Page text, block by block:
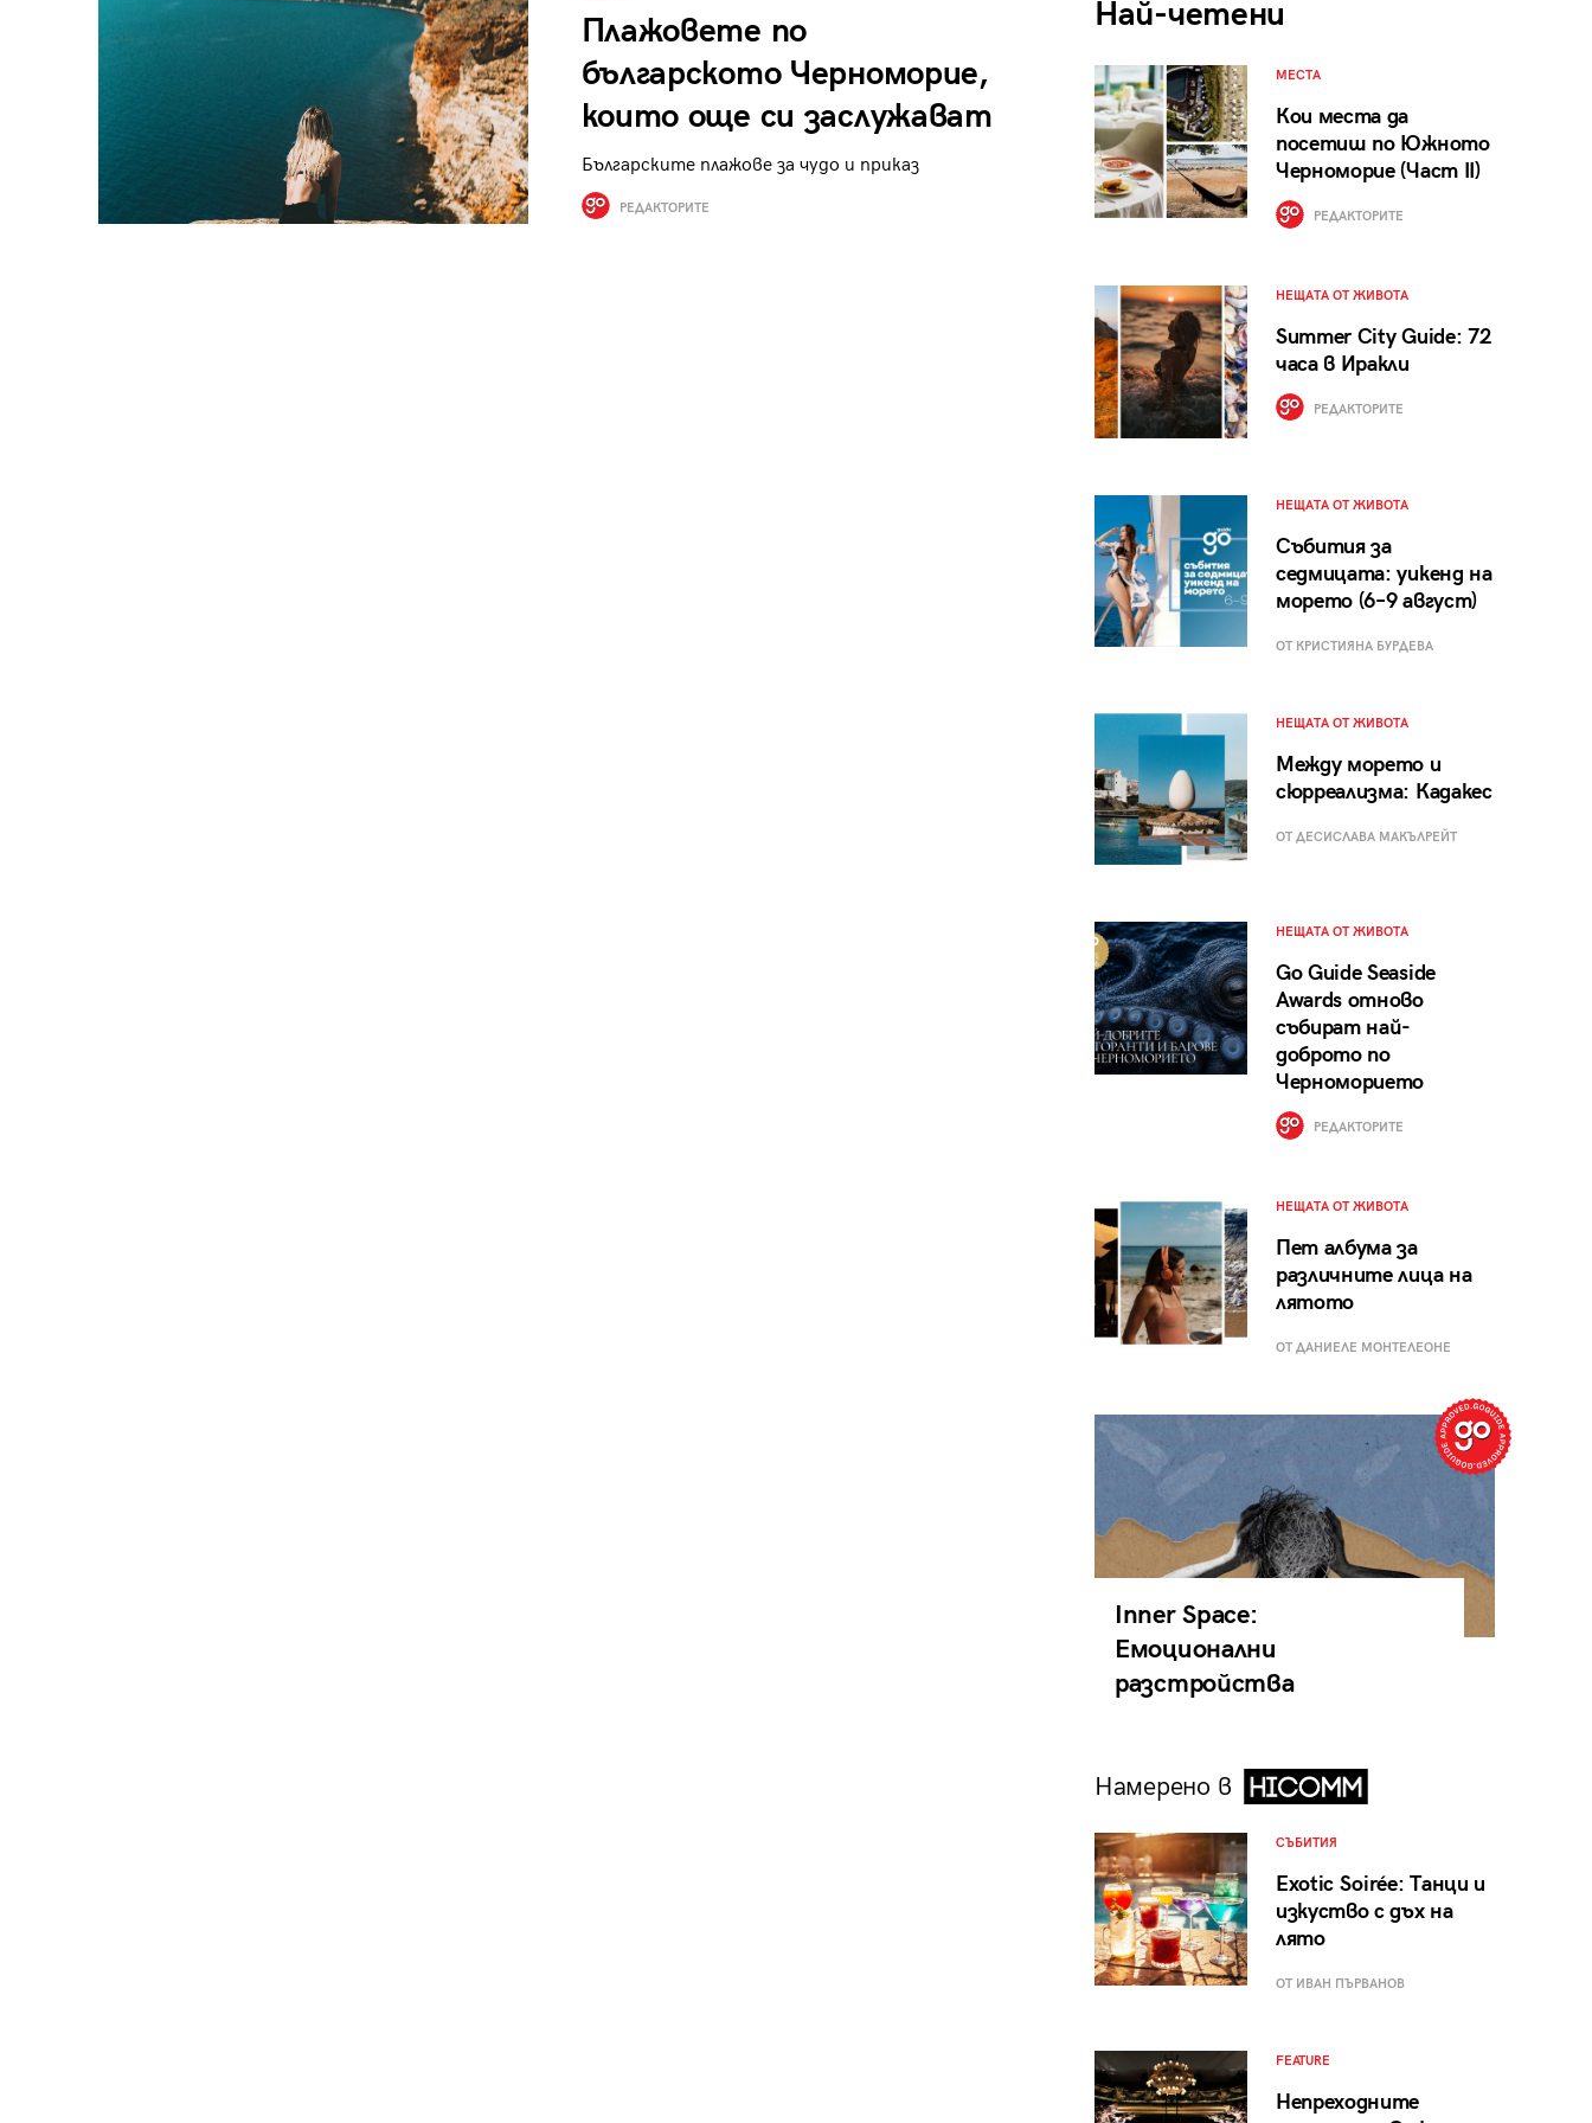
Плажовете по
българското Черноморие,
които още си заслужават
Българските плажове за чудо и приказ
РЕДАКТОРИТЕ
Най-четени
МЕСТА
Кои места да
посетиш по Южното
Черноморие (Част II)
РЕДАКТОРИТЕ
НЕЩАТА ОТ ЖИВОТА
Summer City Guide: 72
часа в Иракли
РЕДАКТОРИТЕ
НЕЩАТА ОТ ЖИВОТА
Събития за
седмицата: уикенд на
морето (6–9 август)
ОТ КРИСТИЯНА БУРДЕВА
НЕЩАТА ОТ ЖИВОТА
Между морето и
сюрреализма: Кадакес
ОТ ДЕСИСЛАВА МАКЪЛРЕЙТ
НЕЩАТА ОТ ЖИВОТА
Go Guide Seaside
Awards отново
събират най-
доброто по
Черноморието
РЕДАКТОРИТЕ
НЕЩАТА ОТ ЖИВОТА
Пет албума за
различните лица на
лятото
ОТ ДАНИЕЛЕ МОНТЕЛЕОНЕ
Inner Space:
Емоционални
разстройства
Намерено в
СЪБИТИЯ
Exotic Soirée: Танци и
изкуство с дъх на
лято
ОТ ИВАН ПЪРВАНОВ
FEATURE
Непреходните